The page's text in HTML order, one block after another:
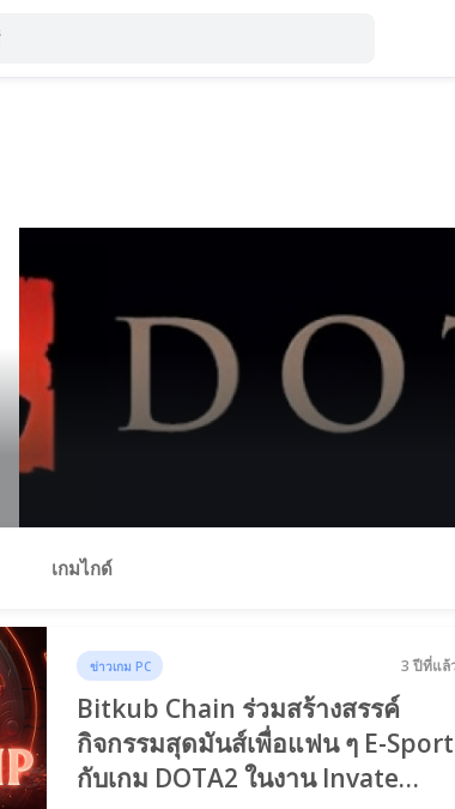
เกมไกด์
ข่าวเกม PC 3 ปีที่แล้
Bitkub Chain ร่วมสร้างสรรค์
กิจกรรมสุดมันส์เพื่อแฟน ๆ E-Sport
กับเกม DOTA2 ในงาน Invate